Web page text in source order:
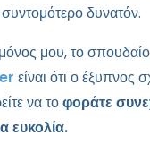
δυνατόν.
μου, το
είναι ότι ο έξυπνος
να τοφοράτε
ευκολία.